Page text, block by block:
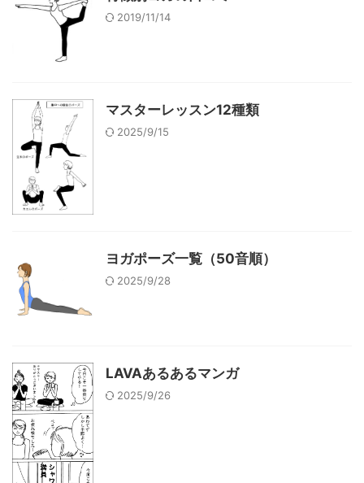
2019/11/14
マスターレッスン12種類
2025/9/15
ヨガポーズ一覧（50音順）
2025/9/28
LAVAあるあるマンガ
2025/9/26